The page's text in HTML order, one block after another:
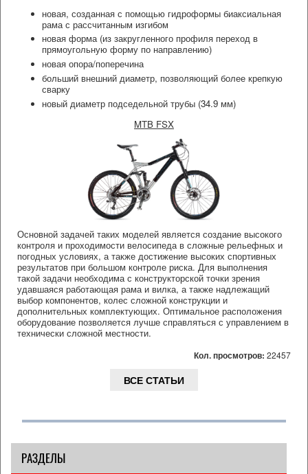
новая, созданная с помощью гидроформы биаксиальная
рама с рассчитанным изгибом
новая форма (из закругленного профиля переход в
прямоугольную форму по направлению)
новая опора/поперечина
больший внешний диаметр, позволяющий более крепкую
сварку
новый диаметр подседельной трубы (34.9 мм)
MTB FSX
Основной задачей таких моделей является создание высокого
контроля и проходимости велосипеда в сложные рельефных и
погодных условиях, а также достижение высоких спортивных
результатов при большом контроле риска. Для выполнения
такой задачи необходима с конструкторской точки зрения
удавшаяся работающая рама и вилка, а также надлежащий
выбор компонентов, колес сложной конструкции и
дополнительных комплектующих. Оптимальное расположения
оборудование позволяется лучше справляться с управлением в
технически сложной местности.
Кол. просмотров: 22457
ВСЕ СТАТЬИ
РАЗДЕЛЫ